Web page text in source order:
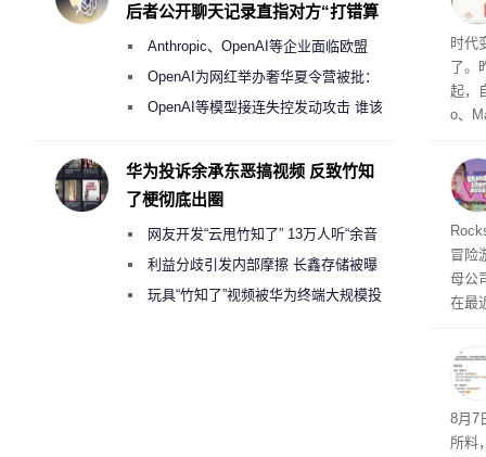
时代
了。
起，
o、
和
命令
起
防御
气将
发效
期
冒险
母公
在最
ss
悄
8月7
所料
后者公开聊天记录直指对方“打错算
Anthropic、OpenAI等企业面临欧盟
《人工智能法案》全新执法权限审查
OpenAI为网红举办奢华夏令营被批：
2000美元一晚 遭讽“反乌托邦”
OpenAI等模型接连失控发动攻击 谁该
华为投诉余承东恶搞视频 反致竹知
了梗彻底出圈
网友开发“云甩竹知了” 13万人听“余音
绕梁”利益分歧引发内部摩擦 长鑫存储被曝
曾将华为驻场工程师驱逐出研发基地
玩具“竹知了”视频被华为终端大规模投